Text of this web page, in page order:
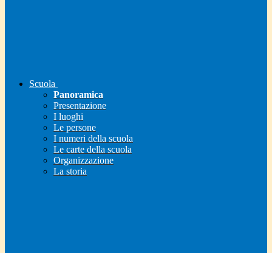
Scuola
Panoramica
Presentazione
I luoghi
Le persone
I numeri della scuola
Le carte della scuola
Organizzazione
La storia